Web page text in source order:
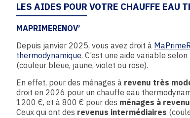
LES AIDES POUR VOTRE CHAUFFE EAU
MAPRIMERENOV’
Depuis janvier 2025, vous avez droit à
thermodynamique. C’est une aide variable
(couleur bleue, jaune, violet ou rose).
En effet, pour des ménages à revenu très
droit en 2026 pour un chauffe eau
1200 €, et à 800 € pour des ménages à
Ceux qui ont des revenus intermédiaires